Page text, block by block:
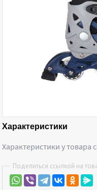
Характеристики
Характеристики у товара
Поделиться ссылкой на